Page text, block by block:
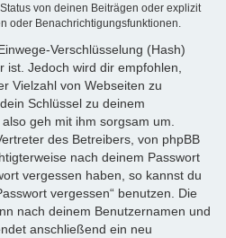
von deinen Beiträgen oder explizit
oder Benachrichtigungsfunktionen.
Verschlüsselung (Hash)
ist. Jedoch wird dir empfohlen,
Vielzahl von Webseiten zu
Schlüssel zu deinem
geh mit ihm sorgsam um.
des Betreibers, von phpBB
nach deinem Passwort
vergessen haben, so kannst du
vergessen“ benutzen. Die
nach deinem Benutzernamen und
anschließend ein neu